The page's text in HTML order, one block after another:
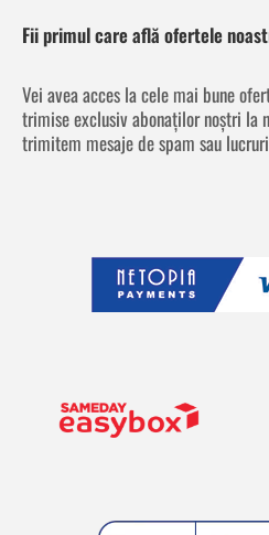
Fii primul care află ofertele
Vei avea acces la cele mai bune
trimise exclusiv abonaților noștri la
trimitem mesaje de spam sau